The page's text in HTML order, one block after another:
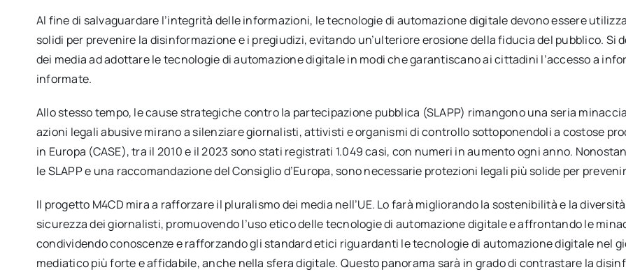
Al fine di salvaguardare l’integrità delle informazioni, le tecnologie di automazione digitale devono essere
solidi per prevenire la disinformazione e i pregiudizi, evitando un’ulteriore erosione della fiducia del pubblico.
dei media ad adottare le tecnologie di automazione digitale in modi che garantiscano ai cittadini l’accesso a
informate.
Allo stesso tempo, le cause strategiche contro la partecipazione pubblica (SLAPP) rimangono una seria
azioni legali abusive mirano a silenziare giornalisti, attivisti e organismi di controllo sottoponendoli a costose
in Europa (CASE), tra il 2010 e il 2023 sono stati registrati 1.049 casi, con numeri in aumento ogni anno.
le SLAPP e una raccomandazione del Consiglio d’Europa, sono necessarie protezioni legali più solide per
Il progetto M4CD mira a rafforzare il pluralismo dei media nell’UE. Lo farà migliorando la sostenibilità e la
sicurezza dei giornalisti, promuovendo l’uso etico delle tecnologie di automazione digitale e affrontando le
condividendo conoscenze e rafforzando gli standard etici riguardanti le tecnologie di automazione digitale nel
mediatico più forte e affidabile, anche nella sfera digitale. Questo panorama sarà in grado di contrastare la